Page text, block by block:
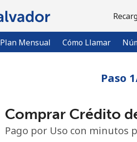
Plan Mensual Cómo Llamar
Paso
Comprar Crédito
Pago por Uso con minutos